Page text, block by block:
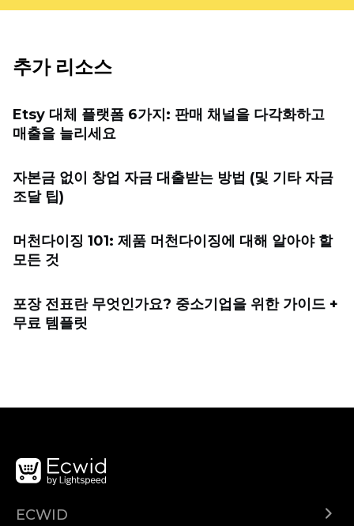
추가 리소스
Etsy 대체 플랫폼 6가지: 판매 채널을 다각화하고
매출을 늘리세요
자본금 없이 창업 자금 대출받는 방법 (및 기타 자금
조달 팁)
머천다이징 101: 제품 머천다이징에 대해 알아야 할
모든 것
포장 전표란 무엇인가요? 중소기업을 위한 가이드 +
무료 템플릿
ECWID